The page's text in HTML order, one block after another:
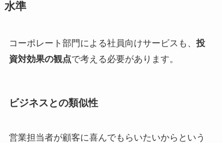
水準
コーポレート部門による社員向けサービスも、 投
資対効果の観点で考える必要があります。
ビジネスとの類似性
営業担当者が顧客に喜んでもらいたいからという